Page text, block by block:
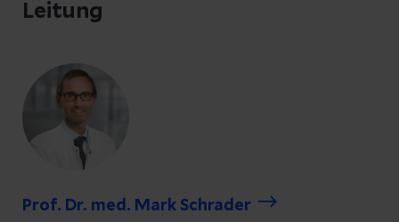
Leitung
Prof. Dr. med. Mark Schrader